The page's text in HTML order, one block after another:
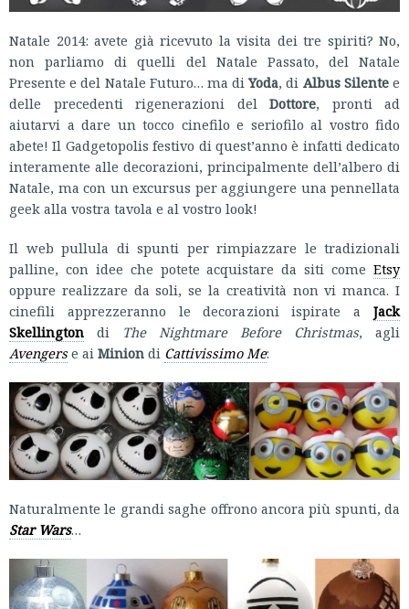
Natale 2014: avete già ricevuto la visita dei tre spiriti? No,
non parliamo di quelli del Natale Passato, del Natale
Presente e del Natale Futuro… ma diYoda, di Albus Silentee
delle precedenti rigenerazioni del Dottore, pronti ad
aiutarvi a dare un tocco cinefilo e seriofilo al vostro fido
abete! Il Gadgetopolis festivo di quest’anno è infatti dedicato
interamente alle decorazioni, principalmente dell’albero di
Natale, ma con un excursus per aggiungere una pennellata
geek alla vostra tavola e al vostro look!
Il web pullula di spunti per rimpiazzare le tradizionali
palline, con idee che potete acquistare da siti come Etsy
oppure realizzare da soli, se la creatività non vi manca. I
cinefili apprezzeranno le decorazioni ispirate a Jack
Skellington di The Nightmare Before Christmas, agli
Avengerse ai Minion di Cattivissimo Me:
Naturalmente le grandi saghe offrono ancora più spunti, da
Star Wars…